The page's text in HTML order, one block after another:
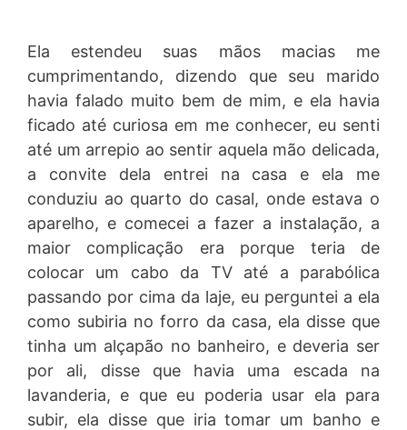
Ela estendeu suas mãos macias me
cumprimentando, dizendo que seu marido
havia falado muito bem de mim, e ela havia
ficado até curiosa em me conhecer, eu senti
até um arrepio ao sentir aquela mão delicada,
a convite dela entrei na casa e ela me
conduziu ao quarto do casal, onde estava o
aparelho, e comecei a fazer a instalação, a
maior complicação era porque teria de
colocar um cabo da TV até a parabólica
passando por cima da laje, eu perguntei a ela
como subiria no forro da casa, ela disse que
tinha um alçapão no banheiro, e deveria ser
por ali, disse que havia uma escada na
lavanderia, e que eu poderia usar ela para
subir, ela disse que iria tomar um banho e